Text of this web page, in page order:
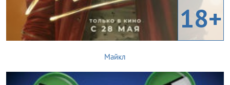
18+
Майкл